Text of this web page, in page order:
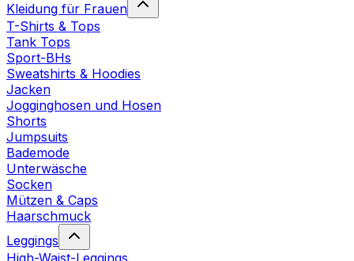
Kleidung für Frauen
T-Shirts & Tops
Tank Tops
Sport-BHs
Sweatshirts & Hoodies
Jacken
Jogginghosen und Hosen
Shorts
Jumpsuits
Bademode
Unterwäsche
Socken
Mützen & Caps
Haarschmuck
Leggings